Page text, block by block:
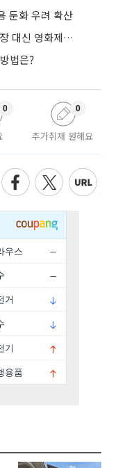
둔화 우려 확산
음악부터 여성·건축·독립영화까지…극장 대신 영화제로 즐기는 스크린 여행
법은?
0
추가취재 원해요
0